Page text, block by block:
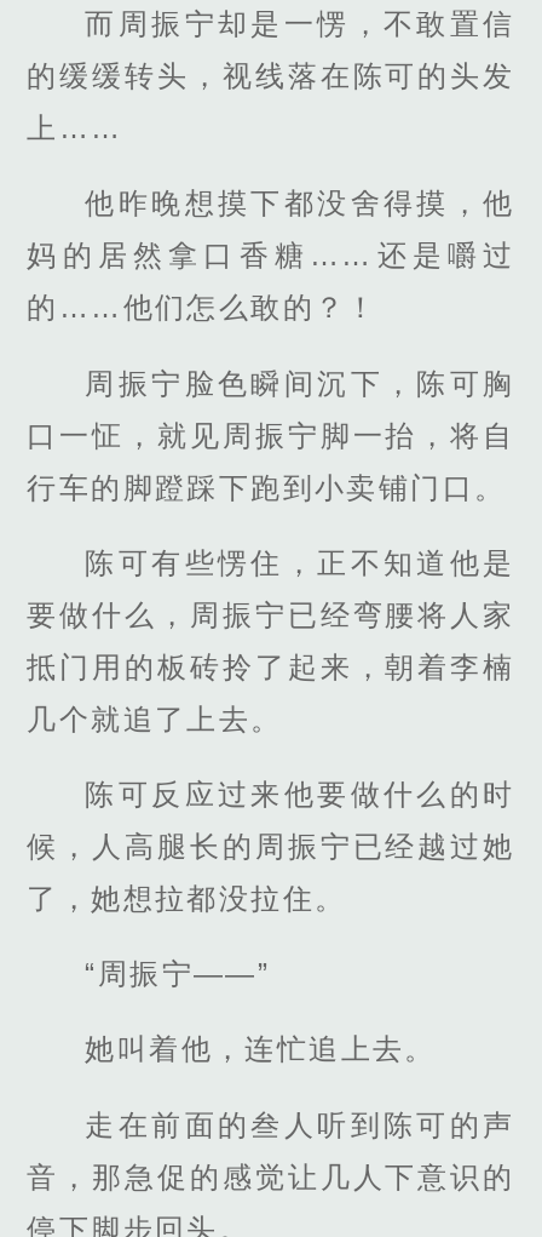
而周振宁却是一愣，不敢置信
的缓缓转头，视线落在陈可的头发
上……
他昨晚想摸下都没舍得摸，他
妈的居然拿口香糖……还是嚼过
的……他们怎么敢的？！
周振宁脸色瞬间沉下，陈可胸
口一怔，就见周振宁脚一抬，将自
行车的脚蹬踩下跑到小卖铺门口。
陈可有些愣住，正不知道他是
要做什么，周振宁已经弯腰将人家
抵门用的板砖拎了起来，朝着李楠
几个就追了上去。
陈可反应过来他要做什么的时
候，人高腿长的周振宁已经越过她
了，她想拉都没拉住。
“周振宁——”
她叫着他，连忙追上去。
走在前面的叁人听到陈可的声
音，那急促的感觉让几人下意识的
停下脚步回头。